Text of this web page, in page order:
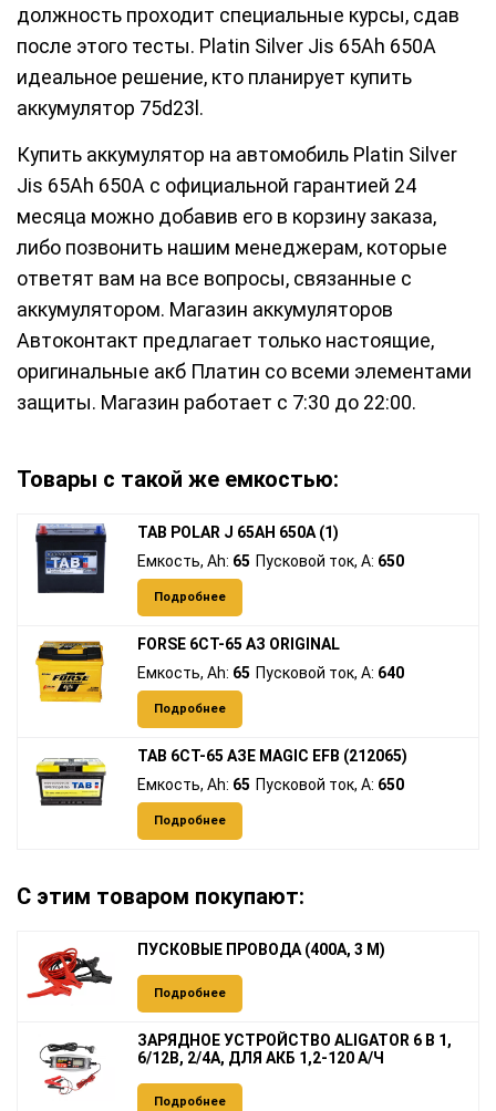
должность проходит специальные курсы, сдав
после этого тесты. Platin Silver Jis 65Ah 650A
идеальное решение, кто планирует купить
аккумулятор 75d23l.
Купить аккумулятор на автомобиль Platin Silver
Jis 65Ah 650A с официальной гарантией 24
месяца можно добавив его в корзину заказа,
либо позвонить нашим менеджерам, которые
ответят вам на все вопросы, связанные с
аккумулятором. Магазин аккумуляторов
Автоконтакт предлагает только настоящие,
оригинальные акб Платин со всеми элементами
защиты. Магазин работает с 7:30 до 22:00.
Товары с такой же емкостью:
TAB POLAR J 65AH 650A (1)
Емкость, Ah: 65 Пусковой ток, A: 650
Подробнее
FORSE 6СТ-65 АЗ ORIGINAL
Емкость, Ah: 65 Пусковой ток, A: 640
Подробнее
TAB 6СТ-65 АЗЕ MAGIC EFB (212065)
Емкость, Ah: 65 Пусковой ток, A: 650
Подробнее
С этим товаром покупают:
ПУСКОВЫЕ ПРОВОДА (400А, 3 М)
Подробнее
ЗАРЯДНОЕ УСТРОЙСТВО ALIGATOR 6 В 1,
6/12В, 2/4А, ДЛЯ АКБ 1,2-120 А/Ч
Подробнее